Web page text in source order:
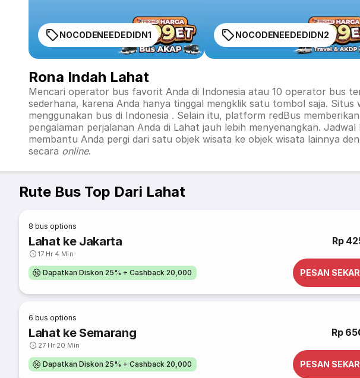
NOCODENEEDEDIDN1 NOCODENEEDEDIDN2
Rona Indah Lahat
Mencari operator bus favorit Anda di Indonesia atau 10 operator bus
sederhana, karena Anda hanya tinggal mengklik satu tombol saja.
menggunakan bus di Indonesia . Selain itu, platform redBus
pengalaman perjalanan Anda di Lahat jauh lebih menyenangkan.
membantu Anda pergi dari satu objek wisata ke objek wisata lainnya
secara online.
Rute Bus Top Dari Lahat
8 bus options
Lahat ke Jakarta
17 Hr 4 Min
Rp
Dapatkan Diskon 25% + Cashback 20,000 PESAN
6 bus options
Lahat ke Semarang
27 Hr 20 Min
Rp
Dapatkan Diskon 25% + Cashback 20,000 PESAN